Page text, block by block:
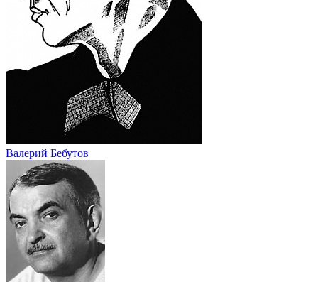
Валерий Бебутов